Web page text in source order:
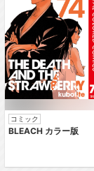
コミック
BLEACH カラー版